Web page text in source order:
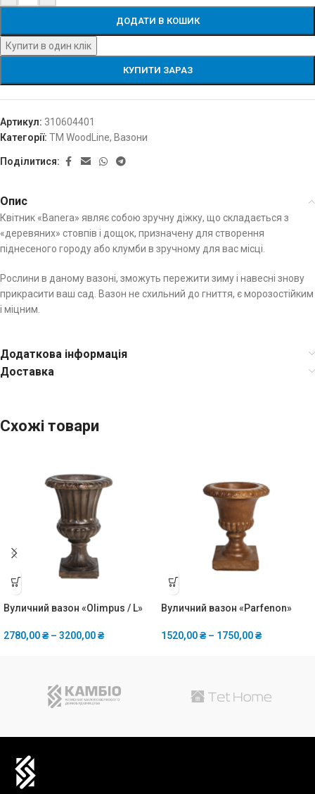
ДОДАТИ В КОШИК
Купити в один клік
КУПИТИ ЗАРАЗ
Артикул: 310604401
Категорії: TM WoodLine, Вазони
Поділитися:
Опис
Квітник «Banera» являє собою зручну діжку, що складається з
«деревяних» стовпів і дощок, призначену для створення
піднесеного городу або клумби в зручному для вас місці.
Рослини в даному вазоні, зможуть пережити зиму і навесні знову
прикрасити ваш сад. Вазон не схильний до гниття, є морозостійким
і міцним.
Додаткова інформація
Доставка
Схожі товари
Вуличний вазон «Olimpus / L»
2780,00₴ – 3200,00₴
Вуличний вазон «Parfenon»
1520,00₴ – 1750,00₴